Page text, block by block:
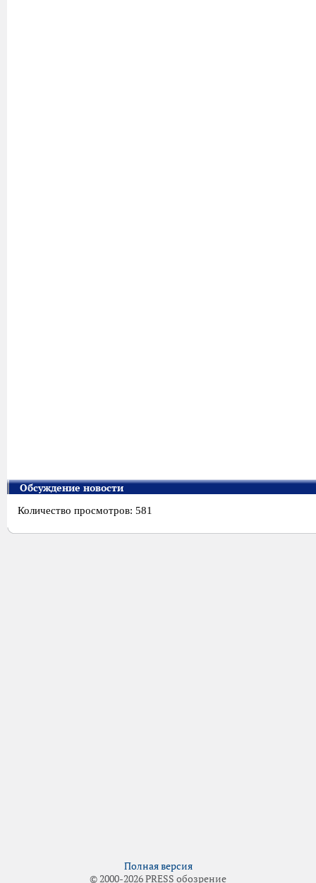
Обсуждение новости
Количество просмотров: 581
Полная версия
© 2000-2026 PRESS обозрение